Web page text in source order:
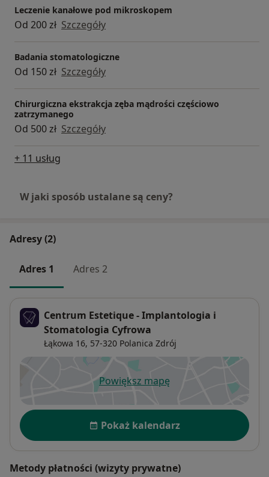
Leczenie kanałowe pod mikroskopem
Od 200 zł Szczegóły
Badania stomatologiczne
Od 150 zł Szczegóły
Chirurgiczna ekstrakcja zęba mądrości częściowo
zatrzymanego
Od 500 zł Szczegóły
+ 11 usług
W jaki sposób ustalane są ceny?
Adresy (2)
Adres 1 Adres 2
Centrum Estetique - Implantologia i
Stomatologia Cyfrowa
Łąkowa 16, 57-320 Polanica Zdrój
Powiększ mapęotwiera się w nowej karcie
Dostępność
Pokaż kalendarz
Metody płatności (wizyty prywatne)